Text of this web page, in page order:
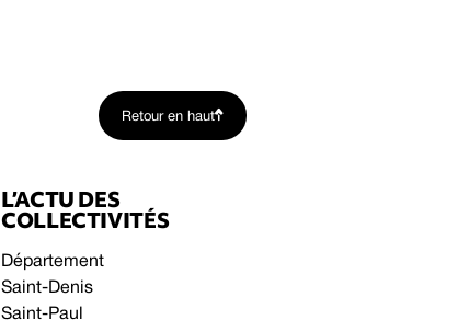
Retour en haut
L’ACTU DES
COLLECTIVITÉS
Département
Saint-Denis
Saint-Paul